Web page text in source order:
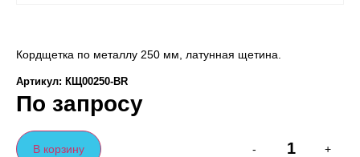
Кордщетка по металлу 250 мм, латунная щетина.
Артикул: КЩ00250-BR
По запросу
- +
В корзину